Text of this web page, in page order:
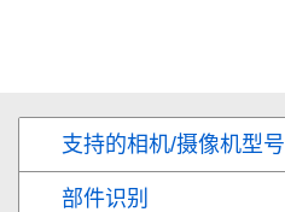
支持的相机/摄像机型号
部件识别